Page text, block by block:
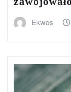
Ekwos